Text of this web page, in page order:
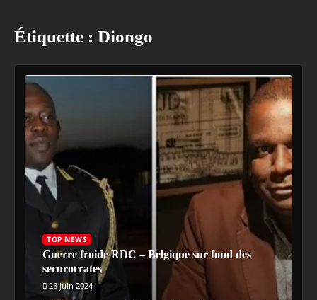
Étiquette : Diongo
TOP NEWS
Guerre froide RDC – Belgique sur fond des
securocrates
23 juin 2024